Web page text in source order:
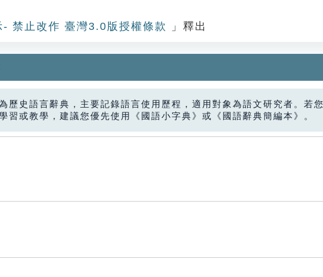
禁止改作 臺灣3.0版授權條款 」釋出
歷史語言辭典，主要記錄語言使用歷程，適用對象為語文研究者。若
習或教學，建議您優先使用《國語小字典》或《國語辭典簡編本》。